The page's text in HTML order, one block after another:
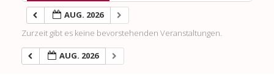
AUG. 2026
Zurzeit gibt es keine bevorstehenden Veranstaltungen.
AUG. 2026